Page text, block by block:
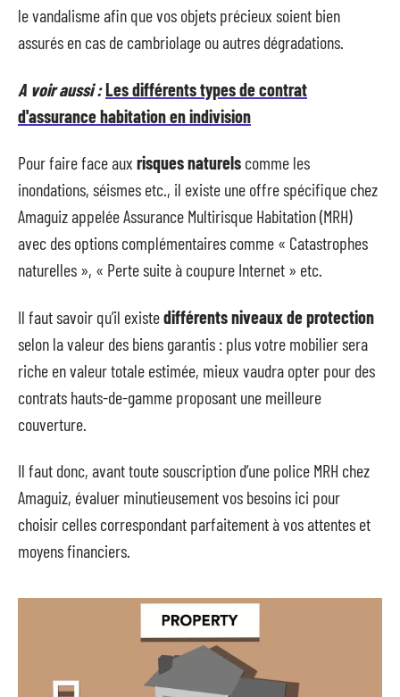
le vandalisme afin que vos objets précieux soient bien
assurés en cas de cambriolage ou autres dégradations.
A voir aussi :Les différents types de contrat
d'assurance habitation en indivision
Pour faire face aux risques naturels comme les
inondations, séismes etc., il existe une offre spécifique chez
Amaguiz appelée Assurance Multirisque Habitation (MRH)
avec des options complémentaires comme « Catastrophes
naturelles », « Perte suite à coupure Internet » etc.
Il faut savoir qu’il existedifférents niveaux de protection
selon la valeur des biens garantis : plus votre mobilier sera
riche en valeur totale estimée, mieux vaudra opter pour des
contrats hauts-de-gamme proposant une meilleure
couverture.
Il faut donc, avant toute souscription d’une police MRH chez
Amaguiz, évaluer minutieusement vos besoins ici pour
choisir celles correspondant parfaitement à vos attentes et
moyens financiers.